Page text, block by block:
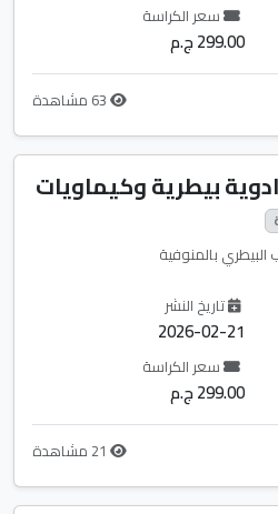
سعر الكراسة
299.00 ج.م
بيطرية وكيماويات
البيطري بالمنوفية
تاريخ النشر
2026-02-21
سعر الكراسة
299.00 ج.م